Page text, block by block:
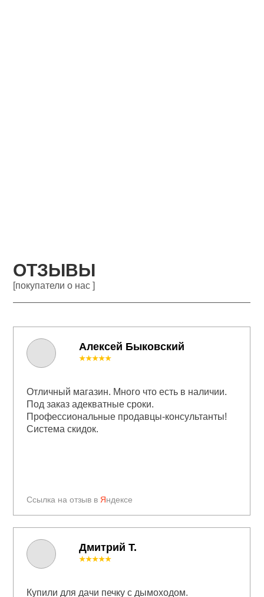
ОТЗЫВЫ
[покупатели о нас ]
Алексей Быковский
Ссылка на отзыв в Яндексе
★★★★★
Отличный магазин. Много что есть в наличии.
Под заказ адекватные сроки.
Профессиональные продавцы-консультанты!
Система скидок.
★★★★★
Купили для дачи печку с дымоходом.
Дмитрий Т.